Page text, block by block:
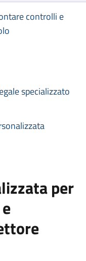
controlli e
specializzato
per